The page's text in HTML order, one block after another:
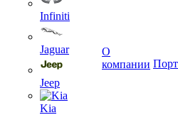
Infiniti
Jaguar
Jeep
Kia
О
компании